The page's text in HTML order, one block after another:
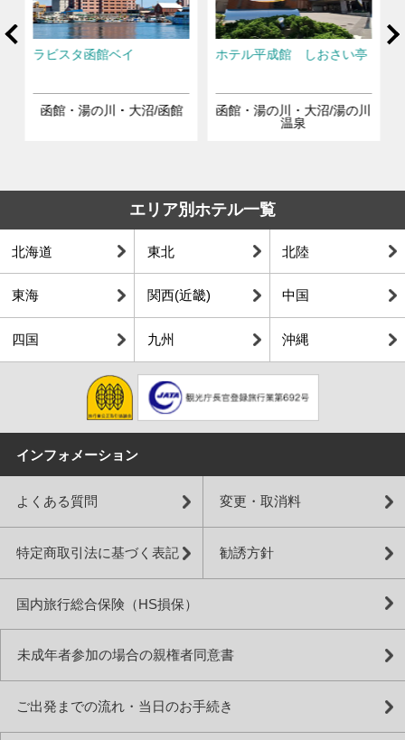
ラビスタ函館ベイ
函館・湯の川・大沼/函館
ホテル平成館 しおさい亭
函館・湯の川・大沼/湯の川
温泉
エリア別ホテル一覧
北海道 東北 北陸
東海 関西(近畿) 中国
四国 九州 沖縄
インフォメーション
よくある質問 変更・取消料
特定商取引法に基づく表記 勧誘方針
国内旅行総合保険（HS損保）
未成年者参加の場合の親権者同意書
ご出発までの流れ・当日のお手続き